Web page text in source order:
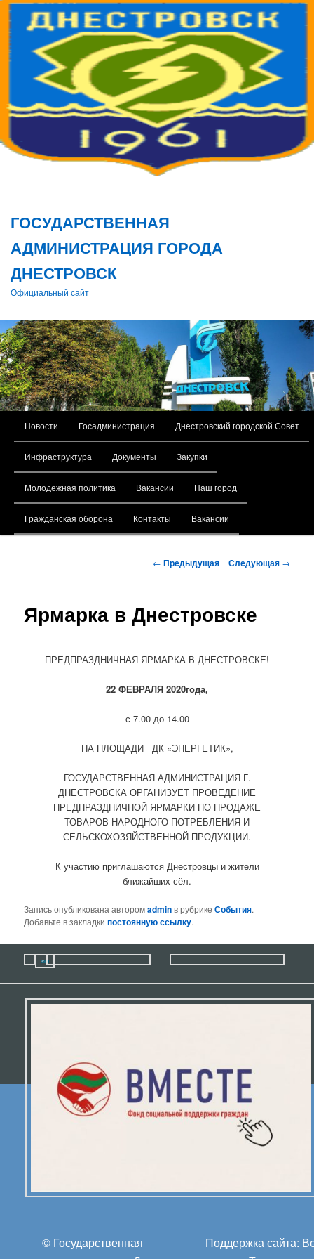
ГОСУДАРСТВЕННАЯ
АДМИНИСТРАЦИЯ ГОРОДА
ДНЕСТРОВСК
Официальный сайт
Перейти к основному содержимому
Новости Госадминистрация Днестровский городской Совет
Инфраструктура Документы Закупки
Молодежная политика Вакансии Наш город
Гражданская оборона Контакты Вакансии
Навигация по записям
← Предыдущая Следующая →
Ярмарка в Днестровске
ПРЕДПРАЗДНИЧНАЯ ЯРМАРКА В ДНЕСТРОВСКЕ!
22 ФЕВРАЛЯ 2020года,
с 7.00 до 14.00
НА ПЛОЩАДИ ДК «ЭНЕРГЕТИК»,
ГОСУДАРСТВЕННАЯ АДМИНИСТРАЦИЯ Г.
ДНЕСТРОВСКА ОРГАНИЗУЕТ ПРОВЕДЕНИЕ
ПРЕДПРАЗДНИЧНОЙ ЯРМАРКИ ПО ПРОДАЖЕ
ТОВАРОВ НАРОДНОГО ПОТРЕБЛЕНИЯ И
СЕЛЬСКОХОЗЯЙСТВЕННОЙ ПРОДУКЦИИ.
К участию приглашаются Днестровцы и жители
ближайших сёл.
Запись опубликована авторомadminв рубрикеСобытия.
Добавьте в закладкипостоянную ссылку.
© Государственная
Поддержка сайта: